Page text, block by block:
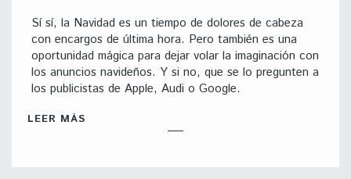
Sí sí, la Navidad es un tiempo de dolores de cabeza
con encargos de última hora. Pero también es una
oportunidad mágica para dejar volar la imaginación con
los anuncios navideños. Y si no, que se lo pregunten a
los publicistas de Apple, Audi o Google.
LEER MÁS